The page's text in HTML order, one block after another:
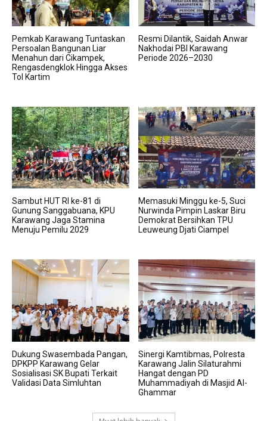
Pemkab Karawang Tuntaskan
Persoalan Bangunan Liar
Menahun dari Cikampek,
Rengasdengklok Hingga Akses
Tol Kartim
Resmi Dilantik, Saidah Anwar
Nakhodai PBI Karawang
Periode 2026–2030
Sambut HUT RI ke-81 di
Gunung Sanggabuana, KPU
Karawang Jaga Stamina
Menuju Pemilu 2029
Memasuki Minggu ke-5, Suci
Nurwinda Pimpin Laskar Biru
Demokrat Bersihkan TPU
Leuweung Djati Ciampel
Dukung Swasembada Pangan,
DPKPP Karawang Gelar
Sosialisasi SK Bupati Terkait
Validasi Data Simluhtan
Sinergi Kamtibmas, Polresta
Karawang Jalin Silaturahmi
Hangat dengan PD
Muhammadiyah di Masjid Al-
Ghammar